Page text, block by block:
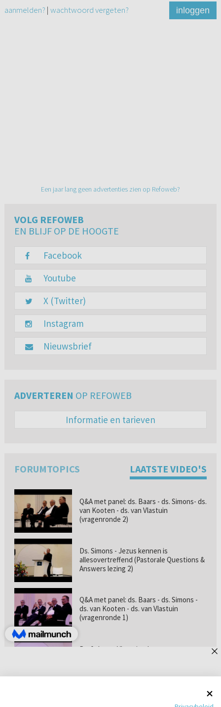
aanmelden? | wachtwoord vergeten? inloggen
Een jaar lang geen advertenties zien op Refoweb?
VOLG REFOWEB
EN BLIJF OP DE HOOGTE
Facebook
Youtube
X (Twitter)
Instagram
Nieuwsbrief
ADVERTEREN OP REFOWEB
Informatie en tarieven
FORUMTOPICS LAATSTE VIDEO'S
Q&A met panel: ds. Baars - ds. Simons- ds.
van Kooten - ds. van Vlastuin
(vragenronde 2)
Ds. Simons - Jezus kennen is
allesovertreffend (Pastorale Questions &
Answers lezing 2)
Q&A met panel: ds. Baars - ds. Simons -
ds. van Kooten - ds. van Vlastuin
(vragenronde 1)
Prof. dr. van Vlastuin - Is